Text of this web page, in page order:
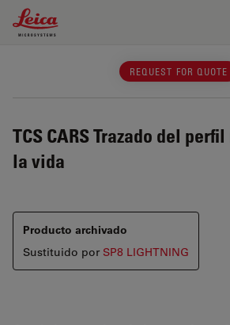
Leica Microsystems Logo
REQUEST FOR QUOTE
TCS CARSTrazado del
la vida
Producto archivado
Sustituido por SP8 LIGHTNING